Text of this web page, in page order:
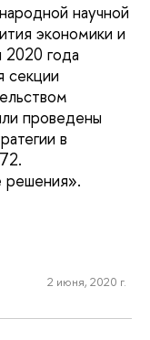
научной
экономики и
года
секции
проведены
в
решения».
2 июня, 2020 г.